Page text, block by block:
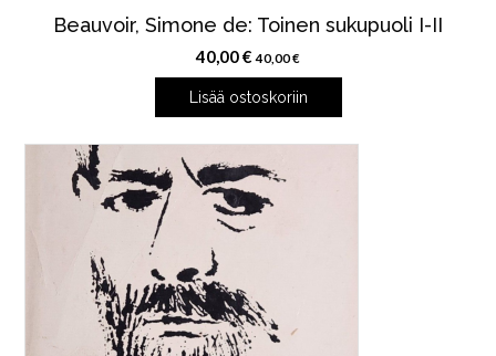
Beauvoir, Simone de: Toinen sukupuoli I-II
40,00€ 40,00€
Lisää ostoskoriin